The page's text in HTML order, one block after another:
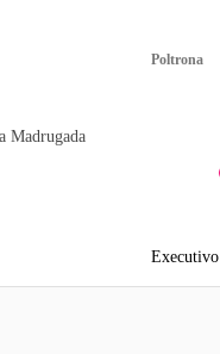
Madrugada
Poltrona
Executivo